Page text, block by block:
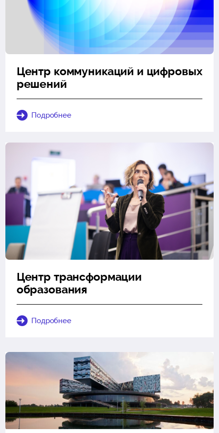
Центр коммуникаций и цифровых
решений
Подробнее
Центр трансформации
образования
Подробнее